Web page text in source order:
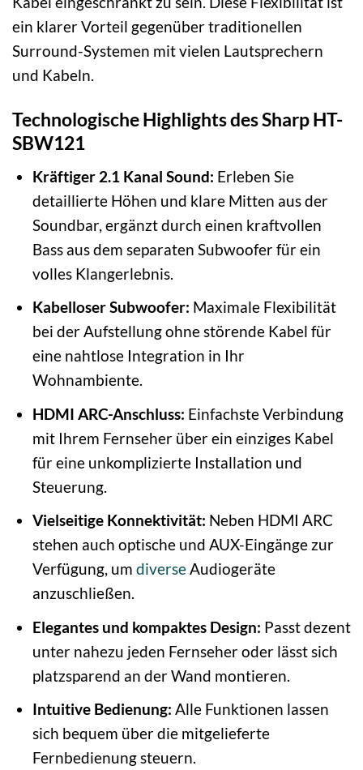
ein klarer Vorteil gegenüber traditionellen
Surround-Systemen mit vielen Lautsprechern
und Kabeln.
Technologische Highlights des Sharp HT-
SBW121
Kräftiger 2.1 Kanal Sound: Erleben Sie
detaillierte Höhen und klare Mitten aus der
Soundbar, ergänzt durch einen kraftvollen
Bass aus dem separaten Subwoofer für ein
volles Klangerlebnis.
Kabelloser Subwoofer: Maximale Flexibilität
bei der Aufstellung ohne störende Kabel für
eine nahtlose Integration in Ihr
Wohnambiente.
HDMI ARC-Anschluss: Einfachste Verbindung
mit Ihrem Fernseher über ein einziges Kabel
für eine unkomplizierte Installation und
Steuerung.
Vielseitige Konnektivität: Neben HDMI ARC
stehen auch optische und AUX-Eingänge zur
Verfügung, um diverseAudiogeräte
anzuschließen.
Elegantes und kompaktes Design: Passt dezent
unter nahezu jeden Fernseher oder lässt sich
platzsparend an der Wand montieren.
Intuitive Bedienung: Alle Funktionen lassen
sich bequem über die mitgelieferte
Fernbedienung steuern.